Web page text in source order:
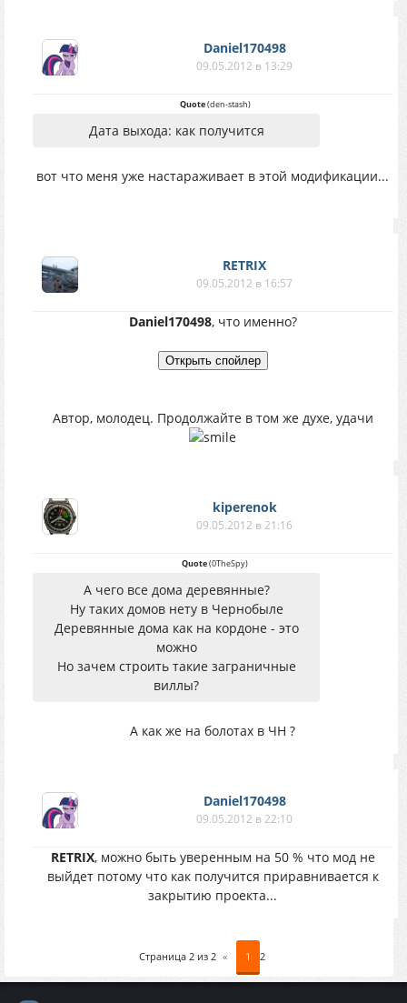
Daniel170498
09.05.2012 в 13:29
Quote(den-stash)
Дата выхода: как получится
вот что меня уже настараживает в этой модификации...
RETRIX
09.05.2012 в 16:57
Daniel170498, что именно?
Автор, молодец. Продолжайте в том же духе, удачи
kiperenok
09.05.2012 в 21:16
Quote(0TheSpy)
А чего все дома деревянные?
Ну таких домов нету в Чернобыле
Деревянные дома как на кордоне - это
можно
Но зачем строить такие заграничные
виллы?
А как же на болотах в ЧН ?
Daniel170498
09.05.2012 в 22:10
RETRIX, можно быть уверенным на 50 % что мод не
выйдет потому что как получится приравнивается к
закрытию проекта...
Страница 2 из 2 « 1 2